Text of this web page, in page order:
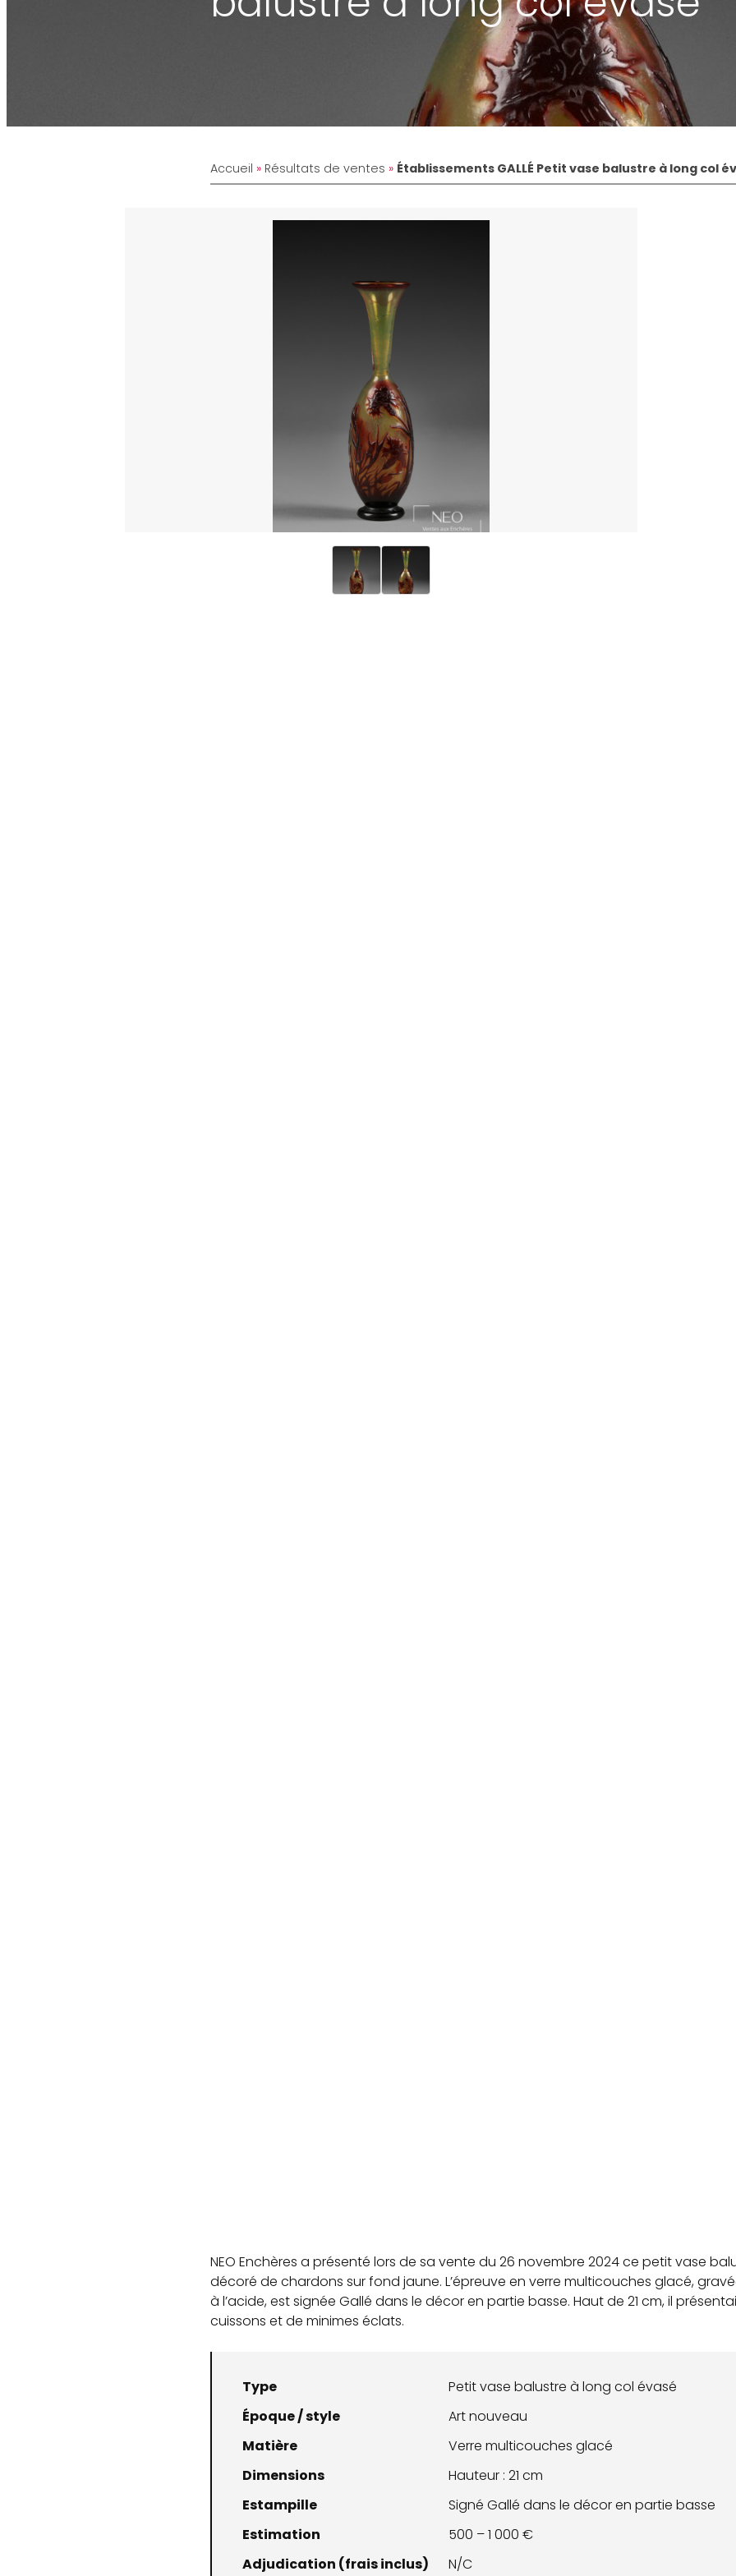
Accueil » Résultats de ventes » Établissements GALLÉ Petit vase balustre à long col
NEO Enchères a présenté lors de sa vente du 26 novembre 2024 ce petit vase
décoré de chardons sur fond jaune. L’épreuve en verre multicouches glacé,
à l’acide, est signée Gallé dans le décor en partie basse. Haut de 21 cm, il
cuissons et de minimes éclats.
Type
Petit vase balustre à long col évasé
Époque / style
Art nouveau
Matière
Verre multicouches glacé
Dimensions
Hauteur : 21 cm
Estampille
Signé Gallé dans le décor en partie basse
Estimation
500 – 1 000 €
Adjudication (frais inclus)
N/C